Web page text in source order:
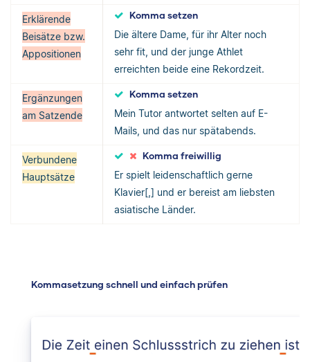
Erklärende
Beisätze bzw.
Appositionen
Komma setzen
Die ältere Dame, für ihr Alter noch
sehr fit, und der junge Athlet
erreichten beide eine Rekordzeit.
Ergänzungen
am Satzende
Komma setzen
Mein Tutor antwortet selten auf E-
Mails, und das nur spätabends.
Verbundene
Hauptsätze
Komma freiwillig
Er spielt leidenschaftlich gerne
Klavier[,] und er bereist am liebsten
asiatische Länder.
Kommasetzung schnell und einfach prüfen